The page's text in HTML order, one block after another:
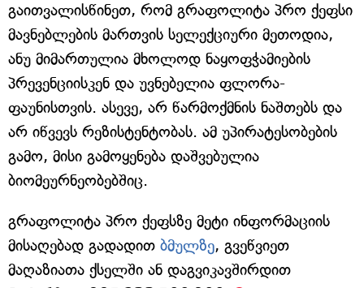
გაითვალისწინეთ, რომ გრაფოლიტა პრო ქეფსი
მავნებლების მართვის სელექციური მეთოდია,
ანუ მიმართულია მხოლოდ ნაყოფჭამიების
პრევენციისკენ და უვნებელია ფლორა-
ფაუნისთვის. ასევე, არ წარმოქმნის ნაშთებს და
არ იწვევს რეზისტენტობას. ამ უპირატესობების
გამო, მისი გამოყენება დაშვებულია
ბიომეურნეობებშიც.
გრაფოლიტა პრო ქეფსზე მეტი ინფორმაციის
მისაღებად გადადით ბმულზე, გვეწვიეთ
მაღაზიათა ქსელში ან დაგვიკავშირდით